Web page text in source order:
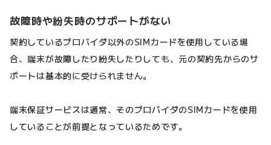
故障時や紛失時のサポートがない
契約しているプロバイダ以外のSIMカードを使用している場
合、端末が故障したり紛失したりしても、元の契約先からのサ
ポートは基本的に受けられません。
端末保証サービスは通常、そのプロバイダのSIMカードを使用
していることが前提となっているためです。